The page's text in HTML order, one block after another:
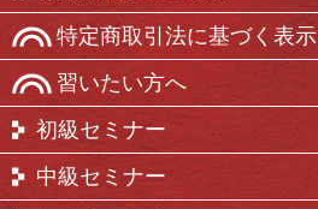
特定商取引法に基づく表示
習いたい方へ
初級セミナー
中級セミナー